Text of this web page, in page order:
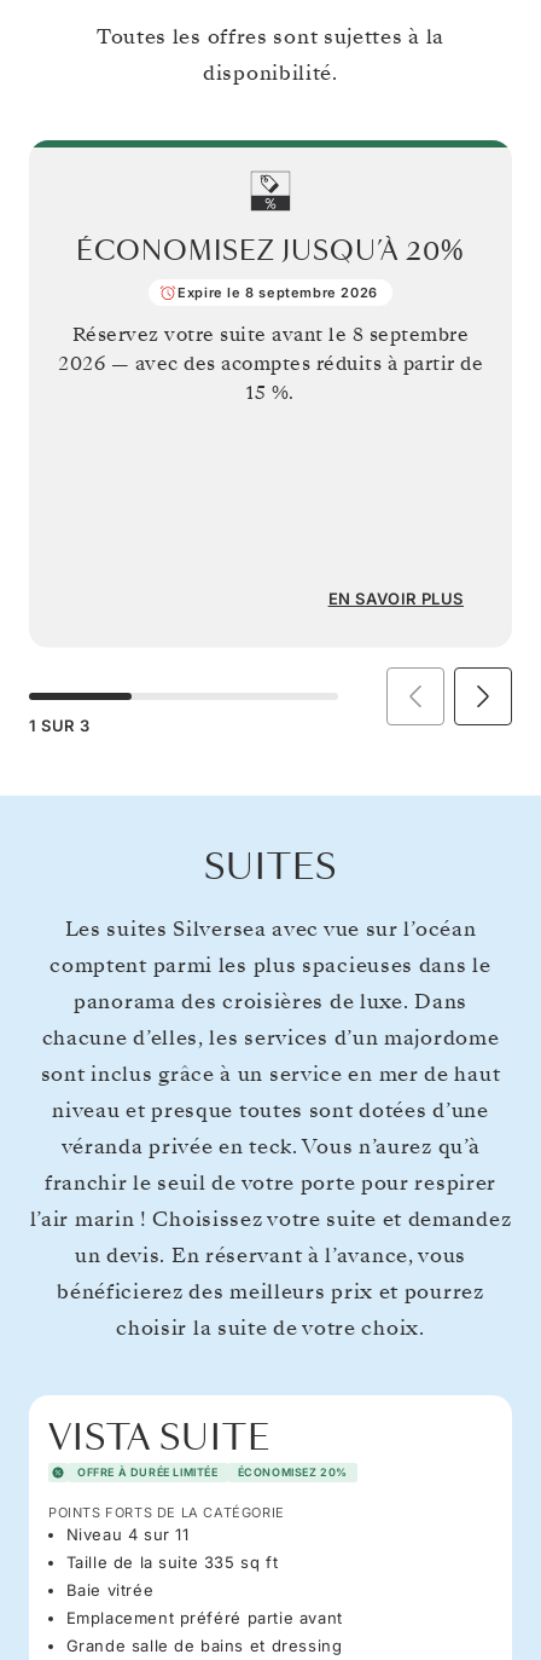
Toutes les offres sont sujettes à la
disponibilité.
ÉCONOMISEZ JUSQU’À 20%
Expire le 8 septembre 2026
Réservez votre suite avant le 8 septembre
2026 — avec des acomptes réduits à partir de
15 %.
EN SAVOIR PLUS
1 SUR 3
SUITES
Les suites Silversea avec vue sur l’océan
comptent parmi les plus spacieuses dans le
panorama des croisières de luxe. Dans
chacune d’elles, les services d’un majordome
sont inclus grâce à un service en mer de haut
niveau et presque toutes sont dotées d’une
véranda privée en teck. Vous n’aurez qu’à
franchir le seuil de votre porte pour respirer
l’air marin ! Choisissez votre suite et demandez
un devis. En réservant à l’avance, vous
bénéficierez des meilleurs prix et pourrez
choisir la suite de votre choix.
VISTA SUITE
OFFRE À DURÉE LIMITÉE ÉCONOMISEZ 20%
POINTS FORTS DE LA CATÉGORIE
Niveau 4 sur 11
Taille de la suite 335 sq ft
Baie vitrée
Emplacement préféré partie avant
Grande salle de bains et dressing